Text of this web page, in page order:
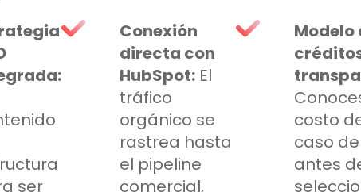
ser
Conexión
directa con
HubSpot: El
tráfico
orgánico se
rastrea hasta
el pipeline
comercial,
Modelo
costo
caso
antes